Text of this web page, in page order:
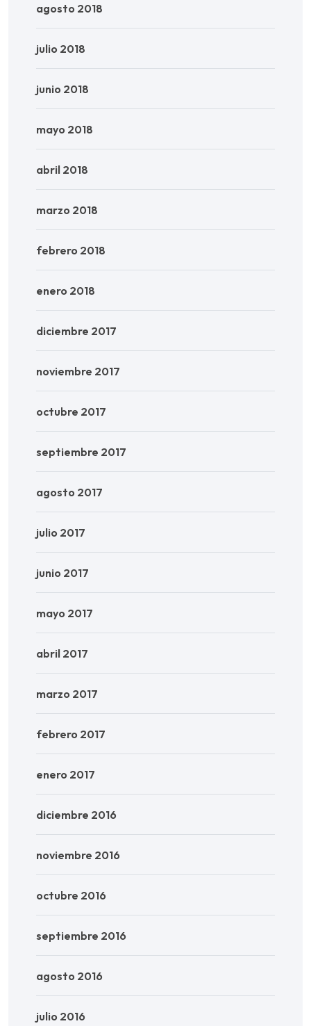
agosto 2018
julio 2018
junio 2018
mayo 2018
abril 2018
marzo 2018
febrero 2018
enero 2018
diciembre 2017
noviembre 2017
octubre 2017
septiembre 2017
agosto 2017
julio 2017
junio 2017
mayo 2017
abril 2017
marzo 2017
febrero 2017
enero 2017
diciembre 2016
noviembre 2016
octubre 2016
septiembre 2016
agosto 2016
julio 2016